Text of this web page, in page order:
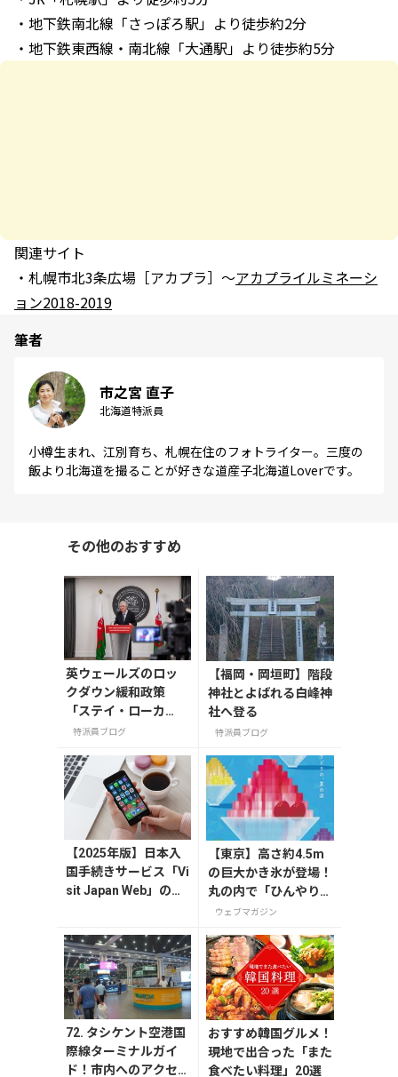
・地下鉄南北線「さっぽろ駅」より徒歩約2分
・地下鉄東西線・南北線「大通駅」より徒歩約5分
関連サイト
・札幌市北3条広場［アカプラ］～アカプライルミネーシ
ョン2018-2019
筆者
市之宮 直子
北海道特派員
小樽生まれ、江別育ち、札幌在住のフォトライター。三度の
飯より北海道を撮ることが好きな道産子北海道Loverです。
その他のおすすめ
英ウェールズのロッ
クダウン緩和政策
「ステイ・ローカ
ル」から「ステイ・
特派員ブログ
【福岡・岡垣町】階段
神社とよばれる白峰神
社へ登る
特派員ブログ
【2025年版】日本入
国手続きサービス「Vi
sit Japan Web」の登
【東京】高さ約4.5m
の巨大かき氷が登場！
丸の内で「ひんやりＫ
ＩＴＴＥ」が8月7日
ウェブマガジン
72. タシケント空港国
際線ターミナルガイ
ド！市内へのアクセ
おすすめ韓国グルメ！
現地で出合った「また
食べたい料理」20選